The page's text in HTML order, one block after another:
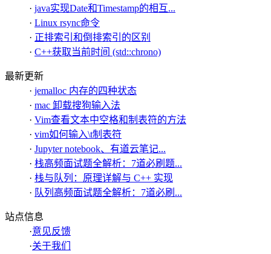
· java实现Date和Timestamp的相互...
· Linux rsync命令
· 正排索引和倒排索引的区别
· C++获取当前时间 (std::chrono)
最新更新
· jemalloc 内存的四种状态
· mac 卸载搜狗输入法
· Vim查看文本中空格和制表符的方法
· vim如何输入\t制表符
· Jupyter notebook、有道云笔记...
· 栈高频面试题全解析：7道必刷题...
· 栈与队列：原理详解与 C++ 实现
· 队列高频面试题全解析：7道必刷...
站点信息
·意见反馈
·关于我们